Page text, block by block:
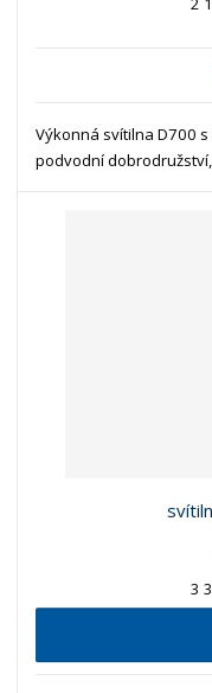
Výkonná svítilna D700
podvodní dobrodružství,
3